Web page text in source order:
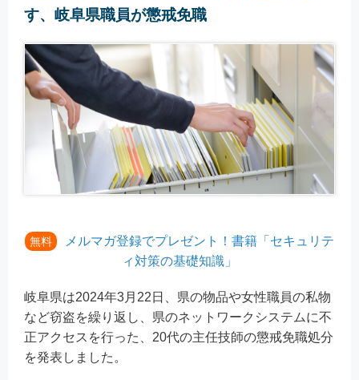
す、岐阜県職員が懲戒免職
無料
メルマガ登録でプレゼント！書籍「セキュリテ
ィ対策の基礎知識」
岐阜県は2024年3月22日、県の物品や女性職員の私物
など窃盗を繰り返し、県のネットワークシステムに不
正アクセスを行った、20代の主任技師の懲戒免職処分
を発表しました。